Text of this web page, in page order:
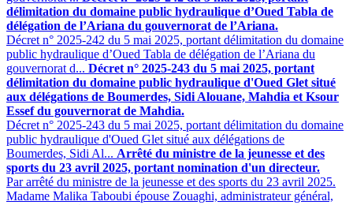
délimitation du domaine public hydraulique d’Oued Tabla de
délégation de l’Ariana du gouvernorat de l’Ariana.
Décret n° 2025-242 du 5 mai 2025, portant délimitation du domaine
public hydraulique d’Oued Tabla de délégation de l’Ariana du
gouvernorat d... Décret n° 2025-243 du 5 mai 2025, portant
délimitation du domaine public hydraulique d'Oued Glet situé
aux délégations de Boumerdes, Sidi Alouane, Mahdia et Ksour
Essef du gouvernorat de Mahdia.
Décret n° 2025-243 du 5 mai 2025, portant délimitation du domaine
public hydraulique d'Oued Glet situé aux délégations de
Boumerdes, Sidi Al... Arrêté du ministre de la jeunesse et des
sports du 23 avril 2025, portant nomination d'un directeur.
Par arrêté du ministre de la jeunesse et des sports du 23 avril 2025.
Madame Malika Taboubi épouse Zouaghi, administrateur général,